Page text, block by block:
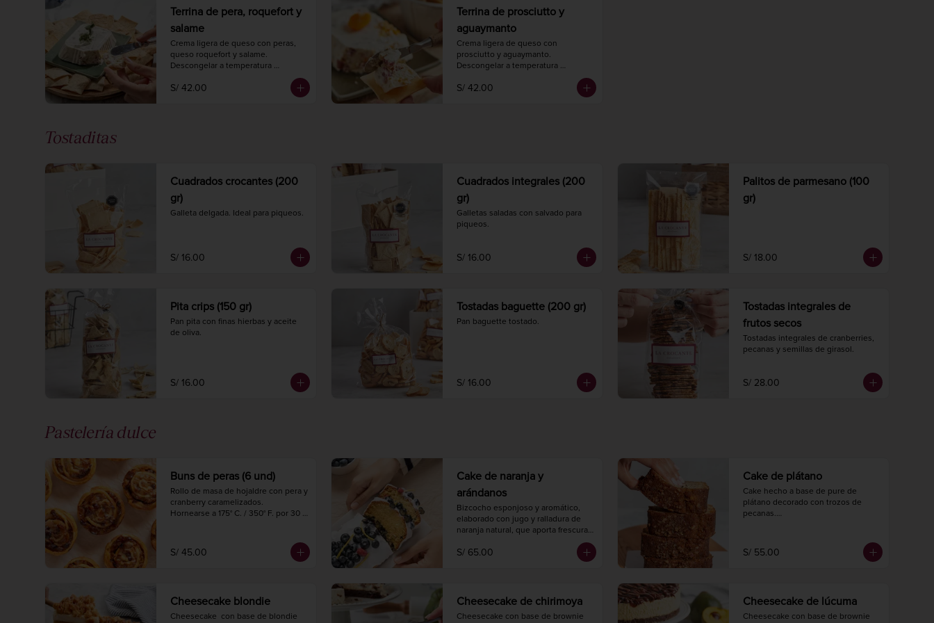
Terrina de pera, roquefort y
salame
Crema ligera de queso con peras,
queso roquefort y salame.
Descongelar a temperatura
consumir.
S/ 42.00
Terrina de prosciutto y
aguaymanto
Crema ligera de queso con
prosciutto y aguaymanto.
Descongelar a temperatura
consumir.
S/ 42.00
Tostaditas
Cuadrados crocantes (200
gr)
Galleta delgada. Ideal para piqueos.
S/ 16.00
Cuadrados integrales (200
gr)
Galletas saladas con salvado para
piqueos.
S/ 16.00
Palitos de parmesano (100
gr)
S/ 18.00
Pita crips (150 gr)
Pan pita con finas hierbas y aceite
de oliva.
S/ 16.00
Tostadas baguette (200 gr)
Pan baguette tostado.
S/ 16.00
Tostadas integrales de
frutos secos
Tostadas integrales de cranberries,
pecanas y semillas de girasol.
S/ 28.00
Pastelería dulce
Buns de peras (6 und)
Rollo de masa de hojaldre con pera y
cranberry caramelizados.
Hornearse a 175° C. / 350° F. por 30
S/ 45.00
Cake de naranja y
arándanos
Bizcocho esponjoso y aromático,
elaborado con jugo y ralladura de
naranja natural, que aporta frescura
cítrica, y arándanos que añaden un
toque dulce y ácido.
S/ 65.00
Cake de plátano
Cake hecho a base de pure de
plátano decorado con trozos de
pecanas.
8 a 10 porciones.
S/ 55.00
Cheesecake blondie
Cheesecake  con base de blondie
Cheesecake de chirimoya
Cheesecake con base de brownie
Cheesecake de lúcuma
Cheesecake con base de brownie